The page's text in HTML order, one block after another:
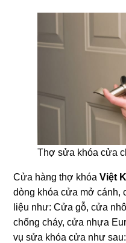
Thợ sửa khóa cửa
Cửa hàng thợ khóaViệt
dòng khóa cửa mở cánh,
liệu như: Cửa gỗ, cửa
chống cháy, cửa nhựa
vụ sửa khóa cửa như sau: